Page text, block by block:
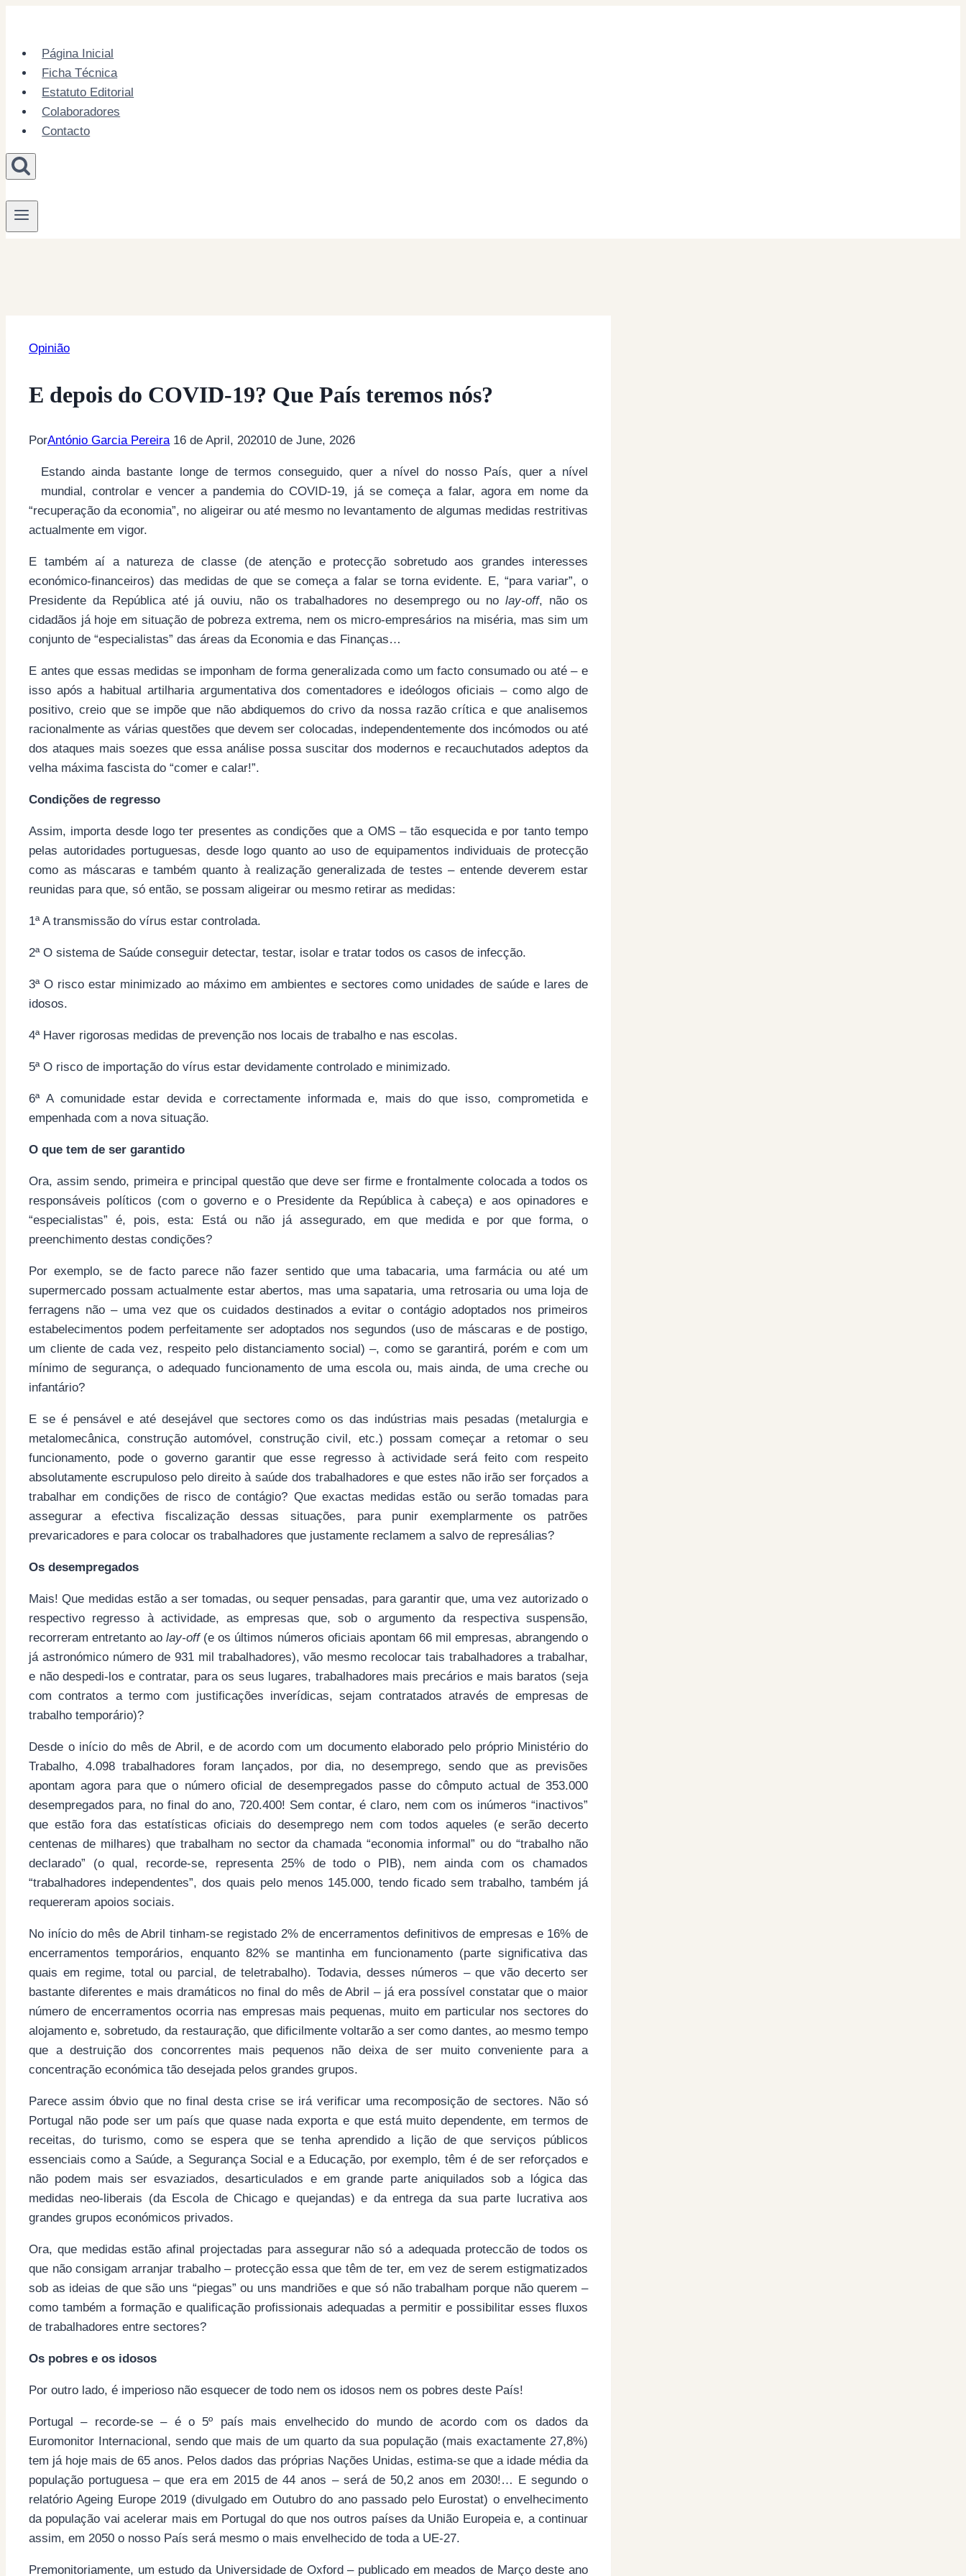
contentPágina Inicial
Ficha Técnica
Estatuto Editorial
Colaboradores
Contacto
Opinião
E depois do COVID-19? Que País teremos nós?
PorAntónio Garcia Pereira 16 de April, 202010 de June, 2026
Estando ainda bastante longe de termos conseguido, quer a nível do nosso País, quer a nível
mundial, controlar e vencer a pandemia do COVID-19, já se começa a falar, agora em nome da
“recuperação da economia”, no aligeirar ou até mesmo no levantamento de algumas medidas restritivas
actualmente em vigor.
E também aí a natureza de classe (de atenção e protecção sobretudo aos grandes interesses
económico-financeiros) das medidas de que se começa a falar se torna evidente. E, “para variar”, o
Presidente da República até já ouviu, não os trabalhadores no desemprego ou no lay-off, não os
cidadãos já hoje em situação de pobreza extrema, nem os micro-empresários na miséria, mas sim um
conjunto de “especialistas” das áreas da Economia e das Finanças…
E antes que essas medidas se imponham de forma generalizada como um facto consumado ou até – e
isso após a habitual artilharia argumentativa dos comentadores e ideólogos oficiais – como algo de
positivo, creio que se impõe que não abdiquemos do crivo da nossa razão crítica e que analisemos
racionalmente as várias questões que devem ser colocadas, independentemente dos incómodos ou até
dos ataques mais soezes que essa análise possa suscitar dos modernos e recauchutados adeptos da
velha máxima fascista do “comer e calar!”.
Condições de regresso
Assim, importa desde logo ter presentes as condições que a OMS – tão esquecida e por tanto tempo
pelas autoridades portuguesas, desde logo quanto ao uso de equipamentos individuais de protecção
como as máscaras e também quanto à realização generalizada de testes – entende deverem estar
reunidas para que, só então, se possam aligeirar ou mesmo retirar as medidas:
1ª A transmissão do vírus estar controlada.
2ª O sistema de Saúde conseguir detectar, testar, isolar e tratar todos os casos de infecção.
3ª O risco estar minimizado ao máximo em ambientes e sectores como unidades de saúde e lares de
idosos.
4ª Haver rigorosas medidas de prevenção nos locais de trabalho e nas escolas.
5ª O risco de importação do vírus estar devidamente controlado e minimizado.
6ª A comunidade estar devida e correctamente informada e, mais do que isso, comprometida e
empenhada com a nova situação.
O que tem de ser garantido
Ora, assim sendo, primeira e principal questão que deve ser firme e frontalmente colocada a todos os
responsáveis políticos (com o governo e o Presidente da República à cabeça) e aos opinadores e
“especialistas” é, pois, esta: Está ou não já assegurado, em que medida e por que forma, o
preenchimento destas condições?
Por exemplo, se de facto parece não fazer sentido que uma tabacaria, uma farmácia ou até um
supermercado possam actualmente estar abertos, mas uma sapataria, uma retrosaria ou uma loja de
ferragens não – uma vez que os cuidados destinados a evitar o contágio adoptados nos primeiros
estabelecimentos podem perfeitamente ser adoptados nos segundos (uso de máscaras e de postigo,
um cliente de cada vez, respeito pelo distanciamento social) –, como se garantirá, porém e com um
mínimo de segurança, o adequado funcionamento de uma escola ou, mais ainda, de uma creche ou
infantário?
E se é pensável e até desejável que sectores como os das indústrias mais pesadas (metalurgia e
metalomecânica, construção automóvel, construção civil, etc.) possam começar a retomar o seu
funcionamento, pode o governo garantir que esse regresso à actividade será feito com respeito
absolutamente escrupuloso pelo direito à saúde dos trabalhadores e que estes não irão ser forçados a
trabalhar em condições de risco de contágio? Que exactas medidas estão ou serão tomadas para
assegurar a efectiva fiscalização dessas situações, para punir exemplarmente os patrões
prevaricadores e para colocar os trabalhadores que justamente reclamem a salvo de represálias?
Os desempregados
Mais! Que medidas estão a ser tomadas, ou sequer pensadas, para garantir que, uma vez autorizado o
respectivo regresso à actividade, as empresas que, sob o argumento da respectiva suspensão,
recorreram entretanto aolay-off(e os últimos números oficiais apontam 66 mil empresas, abrangendo o
já astronómico número de 931 mil trabalhadores), vão mesmo recolocar tais trabalhadores a trabalhar,
e não despedi-los e contratar, para os seus lugares, trabalhadores mais precários e mais baratos (seja
com contratos a termo com justificações inverídicas, sejam contratados através de empresas de
trabalho temporário)?
Desde o início do mês de Abril, e de acordo com um documento elaborado pelo próprio Ministério do
Trabalho, 4.098 trabalhadores foram lançados, por dia, no desemprego, sendo que as previsões
apontam agora para que o número oficial de desempregados passe do cômputo actual de 353.000
desempregados para, no final do ano, 720.400! Sem contar, é claro, nem com os inúmeros “inactivos”
que estão fora das estatísticas oficiais do desemprego nem com todos aqueles (e serão decerto
centenas de milhares) que trabalham no sector da chamada “economia informal” ou do “trabalho não
declarado” (o qual, recorde-se, representa 25% de todo o PIB), nem ainda com os chamados
“trabalhadores independentes”, dos quais pelo menos 145.000, tendo ficado sem trabalho, também já
requereram apoios sociais.
No início do mês de Abril tinham-se registado 2% de encerramentos definitivos de empresas e 16% de
encerramentos temporários, enquanto 82% se mantinha em funcionamento (parte significativa das
quais em regime, total ou parcial, de teletrabalho). Todavia, desses números – que vão decerto ser
bastante diferentes e mais dramáticos no final do mês de Abril – já era possível constatar que o maior
número de encerramentos ocorria nas empresas mais pequenas, muito em particular nos sectores do
alojamento e, sobretudo, da restauração, que dificilmente voltarão a ser como dantes, ao mesmo tempo
que a destruição dos concorrentes mais pequenos não deixa de ser muito conveniente para a
concentração económica tão desejada pelos grandes grupos.
Parece assim óbvio que no final desta crise se irá verificar uma recomposição de sectores. Não só
Portugal não pode ser um país que quase nada exporta e que está muito dependente, em termos de
receitas, do turismo, como se espera que se tenha aprendido a lição de que serviços públicos
essenciais como a Saúde, a Segurança Social e a Educação, por exemplo, têm é de ser reforçados e
não podem mais ser esvaziados, desarticulados e em grande parte aniquilados sob a lógica das
medidas neo-liberais (da Escola de Chicago e quejandas) e da entrega da sua parte lucrativa aos
grandes grupos económicos privados.
Ora, que medidas estão afinal projectadas para assegurar não só a adequada proteccão de todos os
que não consigam arranjar trabalho – protecção essa que têm de ter, em vez de serem estigmatizados
sob as ideias de que são uns “piegas” ou uns mandriões e que só não trabalham porque não querem –
como também a formação e qualificação profissionais adequadas a permitir e possibilitar esses fluxos
de trabalhadores entre sectores?
Os pobres e os idosos
Por outro lado, é imperioso não esquecer de todo nem os idosos nem os pobres deste País!
Portugal – recorde-se – é o 5º país mais envelhecido do mundo de acordo com os dados da
Euromonitor Internacional, sendo que mais de um quarto da sua população (mais exactamente 27,8%)
tem já hoje mais de 65 anos. Pelos dados das próprias Nações Unidas, estima-se que a idade média da
população portuguesa – que era em 2015 de 44 anos – será de 50,2 anos em 2030!… E segundo o
relatório Ageing Europe 2019 (divulgado em Outubro do ano passado pelo Eurostat) o envelhecimento
da população vai acelerar mais em Portugal do que nos outros países da União Europeia e, a continuar
assim, em 2050 o nosso País será mesmo o mais envelhecido de toda a UE-27.
Premonitoriamente, um estudo da Universidade de Oxford – publicado em meados de Março deste ano